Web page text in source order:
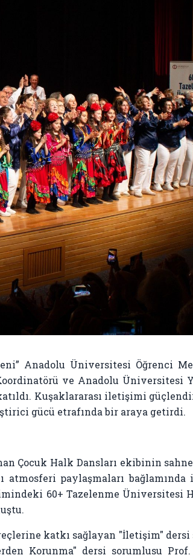
Anadolu Üniversitesi Öğrenci
ve Anadolu Üniversitesi
Kuşaklararası iletişimi
gücü etrafında bir araya getirdi.
Çocuk Halk Dansları ekibinin sahne
paylaşmaları bağlamında
60+ Tazelenme Üniversitesi
katkı sağlayan "İletişim" dersi
Korunma" dersi sorumlusu Prof.